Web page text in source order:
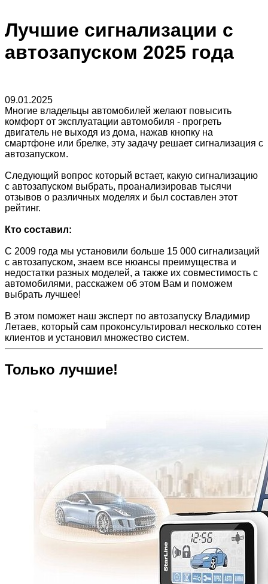
Лучшие сигнализации с
автозапуском 2025 года
09.01.2025
Многие владельцы автомобилей желают повысить
комфорт от эксплуатации автомобиля - прогреть
двигатель не выходя из дома, нажав кнопку на
смартфоне или брелке, эту задачу решает сигнализация с
автозапуском.
Следующий вопрос который встает, какую сигнализацию
с автозапуском выбрать, проанализировав тысячи
отзывов о различных моделях и был составлен этот
рейтинг.
Кто составил:
C 2009 года мы установили больше 15 000 сигнализаций
с автозапуском, знаем все нюансы преимущества и
недостатки разных моделей, а также их совместимость с
автомобилями, расскажем об этом Вам и поможем
выбрать лучшее!
В этом поможет наш эксперт по автозапуску Владимир
Летаев, который сам проконсультировал несколько сотен
клиентов и установил множество систем.
Только лучшие!